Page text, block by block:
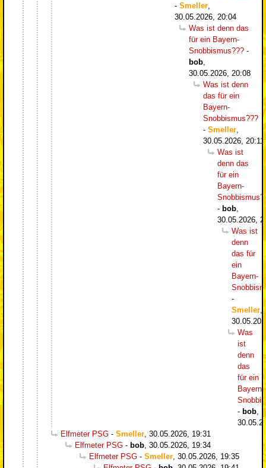
- Smeller
30.05.2026, 20:04
Was ist denn das
für ein Bayern-
Snobbismus??? -
bob
30.05.2026, 20:08
Was ist denn
das für ein
Bayern-
Snobbismus???
- Smeller
30.05.2026, 20:11
Was ist
denn das
für ein
Bayern-
- bob
30.05.2026,
Was ist
denn
das für
ein
Bayern-
-
Smeller
Was
ist
denn
das
für ein
Bayern-
- bob
Elfmeter PSG - Smeller 30.05.2026, 19:31
Elfmeter PSG - bob 30.05.2026, 19:34
Elfmeter PSG - Smeller 30.05.2026, 19:35